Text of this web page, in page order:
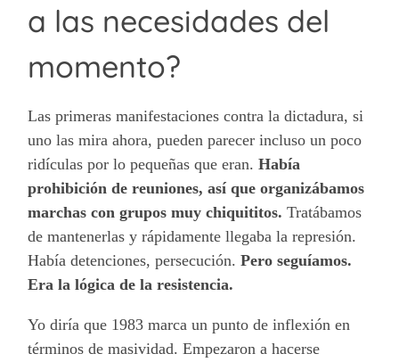
a las necesidades del
momento?
Las primeras manifestaciones contra la dictadura, si
uno las mira ahora, pueden parecer incluso un poco
ridículas por lo pequeñas que eran.Había
prohibición de reuniones, así que organizábamos
marchas con grupos muy chiquititos.Tratábamos
de mantenerlas y rápidamente llegaba la represión.
Había detenciones, persecución.Pero seguíamos.
Era la lógica de la resistencia.
Yo diría que 1983 marca un punto de inflexión en
términos de masividad. Empezaron a hacerse